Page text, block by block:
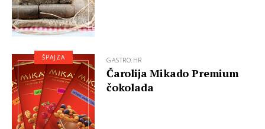
GASTRO.HR
Čarolija Mikado Premium
čokolada
ŠPAJZA